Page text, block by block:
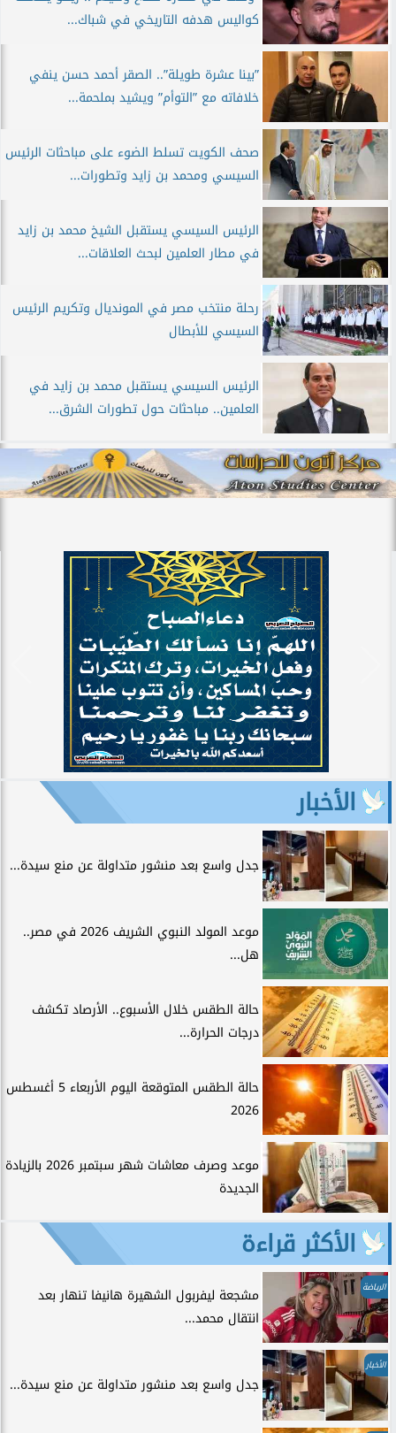
كواليس هدفه التاريخي في شباك...
”بينا عشرة طويلة”.. الصقر أحمد حسن ينفي
خلافاته مع ”التوأم” ويشيد بملحمة...
صحف الكويت تسلط الضوء على مباحثات الرئيس
السيسي ومحمد بن زايد وتطورات...
الرئيس السيسي يستقبل الشيخ محمد بن زايد
في مطار العلمين لبحث العلاقات...
رحلة منتخب مصر في المونديال وتكريم الرئيس
السيسي للأبطال
الرئيس السيسي يستقبل محمد بن زايد في
العلمين.. مباحثات حول تطورات الشرق...
الأخبار
جدل واسع بعد منشور متداولة عن منع سيدة...
موعد المولد النبوي الشريف 2026 في مصر..
هل...
حالة الطقس خلال الأسبوع.. الأرصاد تكشف
درجات الحرارة...
حالة الطقس المتوقعة اليوم الأربعاء 5 أغسطس
2026
موعد وصرف معاشات شهر سبتمبر 2026 بالزيادة
الجديدة
الأكثر قراءة
الرياضة
مشجعة ليفربول الشهيرة هانيفا تنهار بعد
انتقال محمد...
الأخبار
جدل واسع بعد منشور متداولة عن منع سيدة...